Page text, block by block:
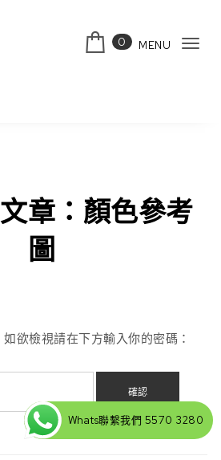
0 MENU
章：顏色參考
圖
欲檢視請在下方輸入你的密碼：
Whats聯繫我們 5570 3280